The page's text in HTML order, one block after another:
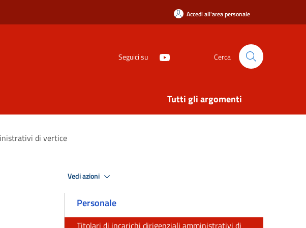
Accedi all'area personale
Seguici su Cerca
Tutti gli argomenti
di vertice
Vedi azioni
Personale
Titolari di incarichi dirigenziali amministrativi di